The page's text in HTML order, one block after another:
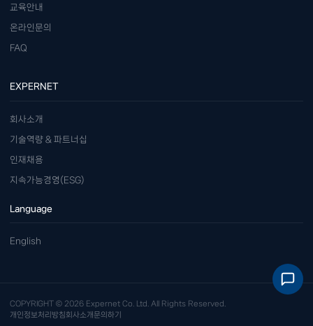
교육안내
온라인문의
FAQ
EXPERNET
회사소개
기술역량 & 파트너십
인재채용
지속가능경영(ESG)
Language
English
COPYRIGHT © 2026 Expernet Co. Ltd. All Rights Reserved.
개인정보처리방침회사소개문의하기